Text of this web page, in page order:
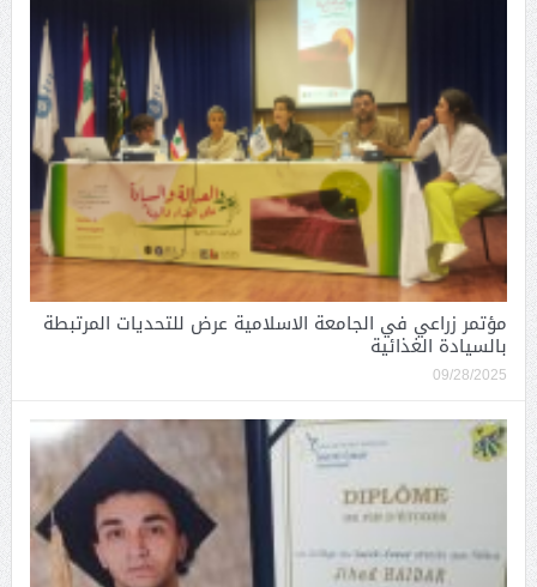
مؤتمر زراعي في الجامعة الاسلامية عرض للتحديات المرتبطة
بالسيادة الغذائية
09/28/2025